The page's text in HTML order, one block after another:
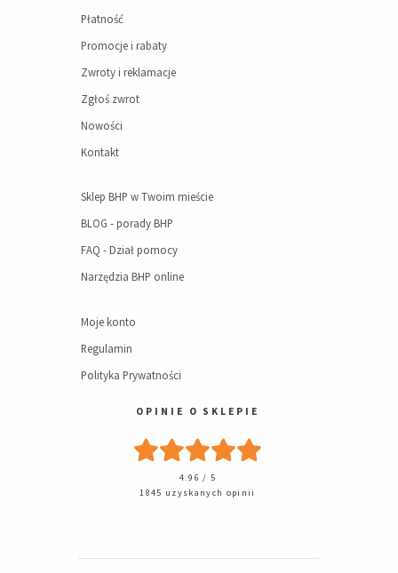
Płatność
Promocje i rabaty
Zwroty i reklamacje
Zgłoś zwrot
Nowości
Kontakt
Sklep BHP w Twoim mieście
BLOG - porady BHP
FAQ - Dział pomocy
Narzędzia BHP online
Moje konto
Regulamin
Polityka Prywatności
OPINIE O SKLEPIE
4.96 / 5
1845 uzyskanych opinii